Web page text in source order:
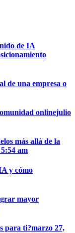
de IA
de una empresa o
onlinejulio
más allá de la
am
y cómo
mayor
para ti?marzo 27,